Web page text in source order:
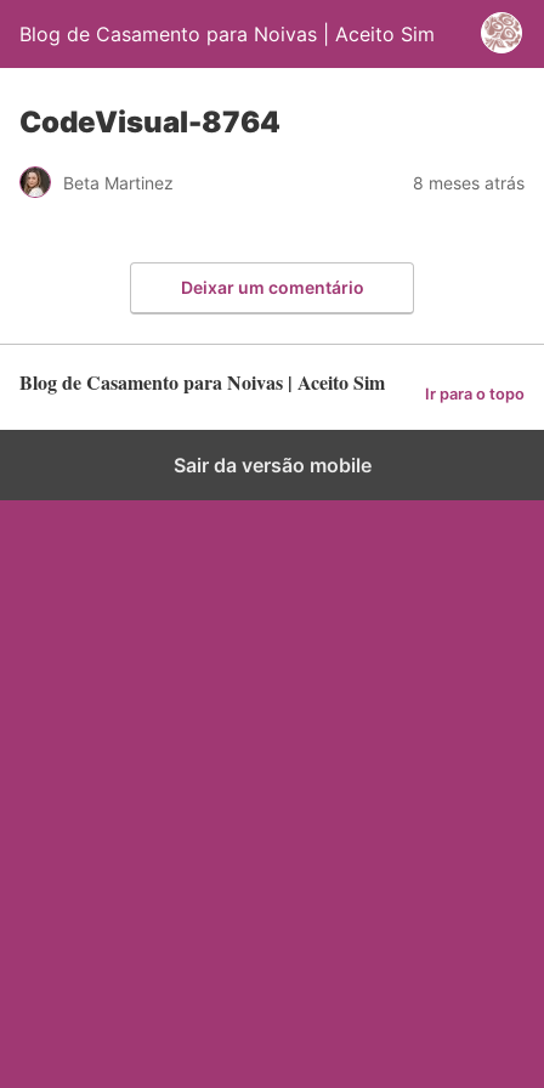
Blog de Casamento para Noivas | Aceito Sim
CodeVisual-8764
Beta Martinez 8 meses atrás
Deixar um comentário
Blog de Casamento para Noivas | Aceito Sim Ir para o topo
Sair da versão mobile